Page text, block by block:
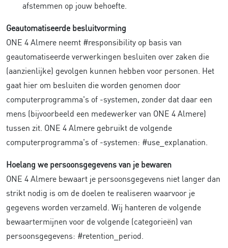
afstemmen op jouw behoefte.
Geautomatiseerde besluitvorming
ONE 4 Almere neemt #responsibility op basis van
geautomatiseerde verwerkingen besluiten over zaken die
(aanzienlijke) gevolgen kunnen hebben voor personen. Het
gaat hier om besluiten die worden genomen door
computerprogramma's of -systemen, zonder dat daar een
mens (bijvoorbeeld een medewerker van ONE 4 Almere)
tussen zit. ONE 4 Almere gebruikt de volgende
computerprogramma's of -systemen: #use_explanation.
Hoelang we persoonsgegevens van je bewaren
ONE 4 Almere bewaart je persoonsgegevens niet langer dan
strikt nodig is om de doelen te realiseren waarvoor je
gegevens worden verzameld. Wij hanteren de volgende
bewaartermijnen voor de volgende (categorieën) van
persoonsgegevens: #retention_period.